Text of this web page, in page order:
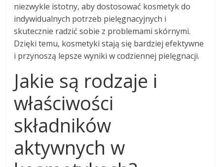
niezwykle istotny, aby dostosować kosmetyk do
indywidualnych potrzeb pielęgnacyjnych i
skutecznie radzić sobie z problemami skórnymi.
Dzięki temu, kosmetyki stają się bardziej efektywne
i przynoszą lepsze wyniki w codziennej pielęgnacji.
Jakie są rodzaje i
właściwości
składników
aktywnych w